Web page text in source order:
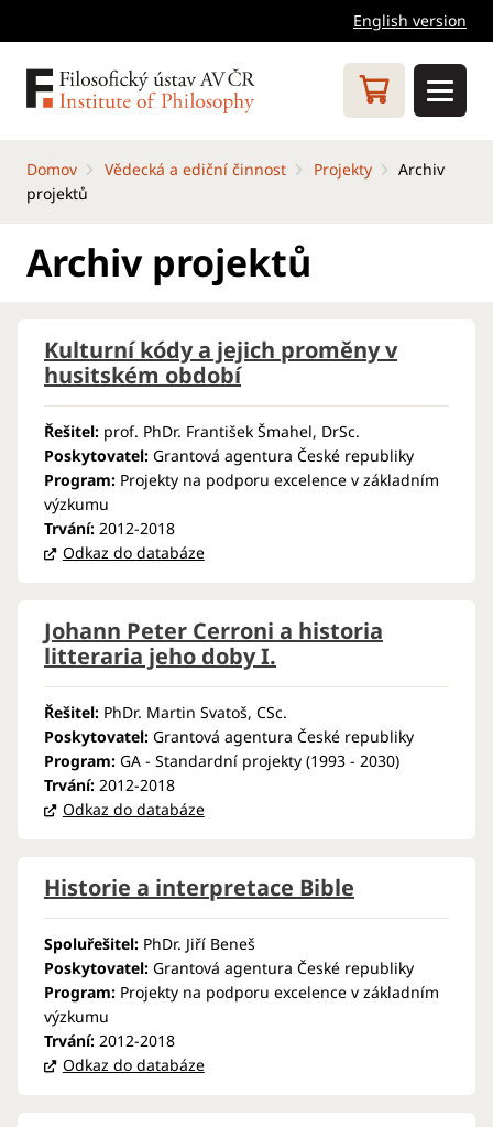
English version
Domov Vědecká a ediční činnost Projekty
Archiv
projektů
Archiv projektů
Kulturní kódy a jejich proměny v
husitském období
Řešitel: prof. PhDr. František Šmahel, DrSc.
Poskytovatel: Grantová agentura České republiky
Program: Projekty na podporu excelence v základním
výzkumu
Trvání: 2012-2018
Odkaz do databáze
Johann Peter Cerroni a historia
litteraria jeho doby I.
Řešitel: PhDr. Martin Svatoš, CSc.
Poskytovatel: Grantová agentura České republiky
Program: GA - Standardní projekty (1993 - 2030)
Trvání: 2012-2018
Odkaz do databáze
Historie a interpretace Bible
Spoluřešitel: PhDr. Jiří Beneš
Poskytovatel: Grantová agentura České republiky
Program: Projekty na podporu excelence v základním
výzkumu
Trvání: 2012-2018
Odkaz do databáze